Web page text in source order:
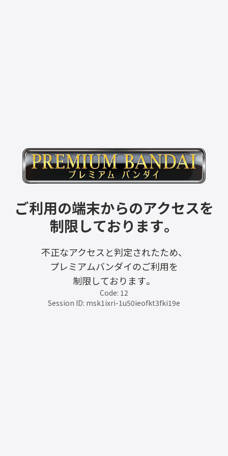
ご利用の端末からのアクセスを
制限しております。
不正なアクセスと判定されたため、
プレミアムバンダイのご利用を
制限しております。
Code: 12
Session ID: msk1ixri-1u50ieofkt3fki19e